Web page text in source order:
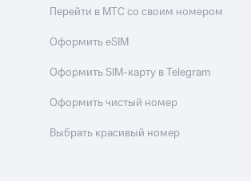
Перейти в МТС со своим номером
Оформить eSIM
Оформить SIM-карту в Telegram
Оформить чистый номер
Выбрать красивый номер